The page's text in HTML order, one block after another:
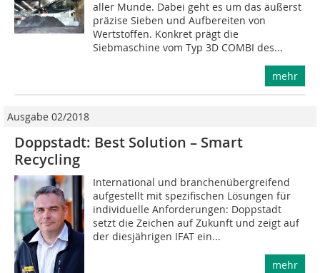
aller Munde. Dabei geht es um das äußerst
präzise Sieben und Aufbereiten von
Wertstoffen. Konkret prägt die
Siebmaschine vom Typ 3D COMBI des...
mehr
Ausgabe 02/2018
Doppstadt: Best Solution – Smart
Recycling
International und branchenübergreifend
aufgestellt mit spezifischen Lösungen für
individuelle Anforderungen: Doppstadt
setzt die Zeichen auf Zukunft und zeigt auf
der diesjährigen IFAT ein...
mehr